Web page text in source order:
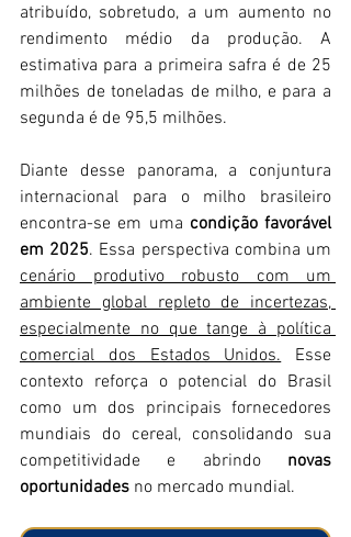
atribuído, sobretudo, a um aumento no
rendimento médio da produção. A
estimativa para a primeira safra é de 25
milhões de toneladas de milho, e para a
segunda é de 95,5 milhões.
Diante desse panorama, a conjuntura
internacional para o milho brasileiro
encontra-se em uma condição favorável
em 2025
cenário produtivo robusto com um
ambiente global repleto de incertezas,
especialmente no que tange à política
comercial dos Estados Unidos. Esse
contexto reforça o potencial do Brasil
como um dos principais fornecedores
mundiais do cereal, consolidando sua
competitividade e abrindo novas
oportunidades no mercado mundial.